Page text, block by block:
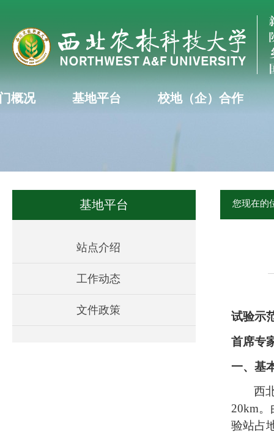
概况 基地平台 校地（企）合作
基地平台
站点介绍
工作动态
文件政策
您现在的
试验示
首席专
一、基
西
20km
验站占